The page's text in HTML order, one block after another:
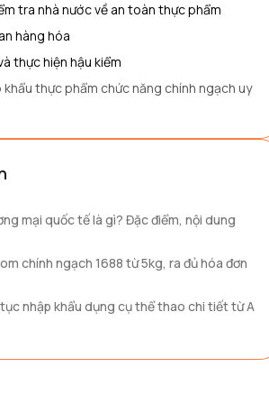
tra nhà nước về an toàn thực phẩm
hàng hóa
thực hiện hậu kiểm
khẩu thực phẩm chức năng chính ngạch uy
mại quốc tế là gì? Đặc điểm, nội dung
chính ngạch 1688 từ 5kg, ra đủ hóa đơn
nhập khẩu dụng cụ thể thao chi tiết từ A